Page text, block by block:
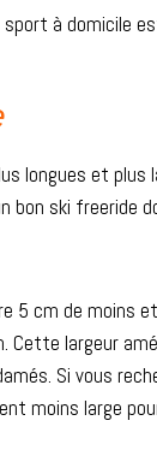
sport à domicile
longues et plus
bon ski freeride
5 cm de moins
Cette largeur
Si vous
moins large